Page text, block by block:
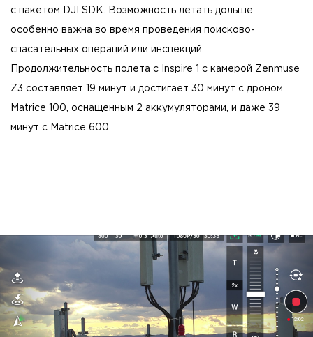
с пакетом DJI SDK. Возможность летать дольше
особенно важна во время проведения поисково-
спасательных операций или инспекций.
Продолжительность полета с Inspire 1 с камерой Zenmuse
Z3 составляет 19 минут и достигает 30 минут с дроном
Matrice 100, оснащенным 2 аккумуляторами, и даже 39
минут с Matrice 600.